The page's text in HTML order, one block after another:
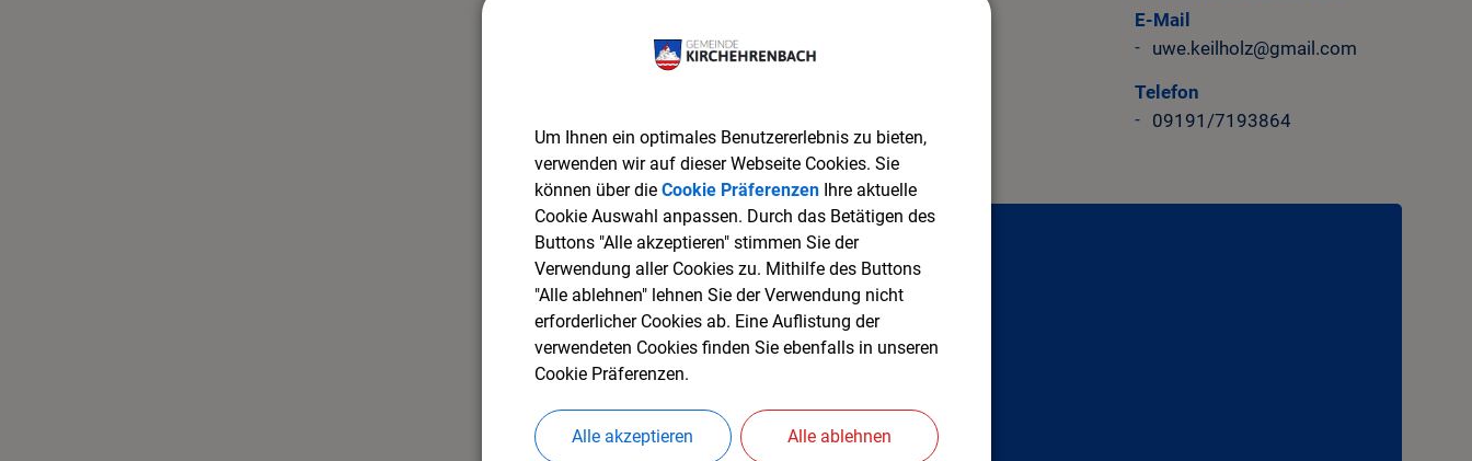
E-Mail
uwe.keilholz@gmail.com
Telefon
09191/7193864
OpenStreetMap wird derzeit nicht angezeigt
Bitte aktivieren Sie "OpenStreetMap" in Ihren Cookie Einstellungen.
Um Ihnen ein optimales Benutzererlebnis zu bieten,
verwenden wir auf dieser Webseite Cookies. Sie
können über die Cookie PräferenzenIhre aktuelle
Cookie Auswahl anpassen. Durch das Betätigen des
Buttons "Alle akzeptieren" stimmen Sie der
Verwendung aller Cookies zu. Mithilfe des Buttons
"Alle ablehnen" lehnen Sie der Verwendung nicht
erforderlicher Cookies ab. Eine Auflistung der
verwendeten Cookies finden Sie ebenfalls in unseren
Cookie Präferenzen.
Alle akzeptieren Alle ablehnen